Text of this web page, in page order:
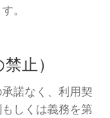
。
止）
諾なく、利用契
しくは義務を第